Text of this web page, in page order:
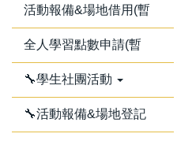
活動報備&場地借用(暫
全人學習點數申請(暫
🔧學生社團活動
🔧活動報備&場地登記